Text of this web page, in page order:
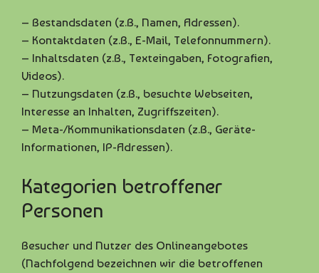
– Bestandsdaten (z.B., Namen, Adressen).
– Kontaktdaten (z.B., E-Mail, Telefonnummern).
– Inhaltsdaten (z.B., Texteingaben, Fotografien,
Videos).
– Nutzungsdaten (z.B., besuchte Webseiten,
Interesse an Inhalten, Zugriffszeiten).
– Meta-/Kommunikationsdaten (z.B., Geräte-
Informationen, IP-Adressen).
Kategorien betroffener
Personen
Besucher und Nutzer des Onlineangebotes
(Nachfolgend bezeichnen wir die betroffenen